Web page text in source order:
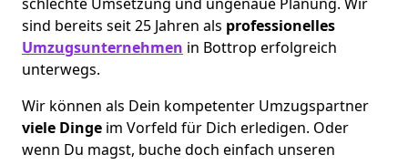
sind bereits seit 25 Jahren als professionelles
Umzugsunternehmen in Bottrop erfolgreich
unterwegs.
Wir können als Dein kompetenter Umzugspartner
viele Dinge im Vorfeld für Dich erledigen. Oder
wenn Du magst, buche doch einfach unseren